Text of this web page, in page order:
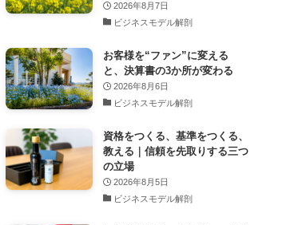
2026年8月7日
ビジネスモデル解剖
お客様を“ファン”に変える
と、決算書の3か所が変わる
2026年8月6日
ビジネスモデル解剖
資格をつくる、基準をつくる、
教える｜信頼を先取りする三つ
の立場
2026年8月5日
ビジネスモデル解剖